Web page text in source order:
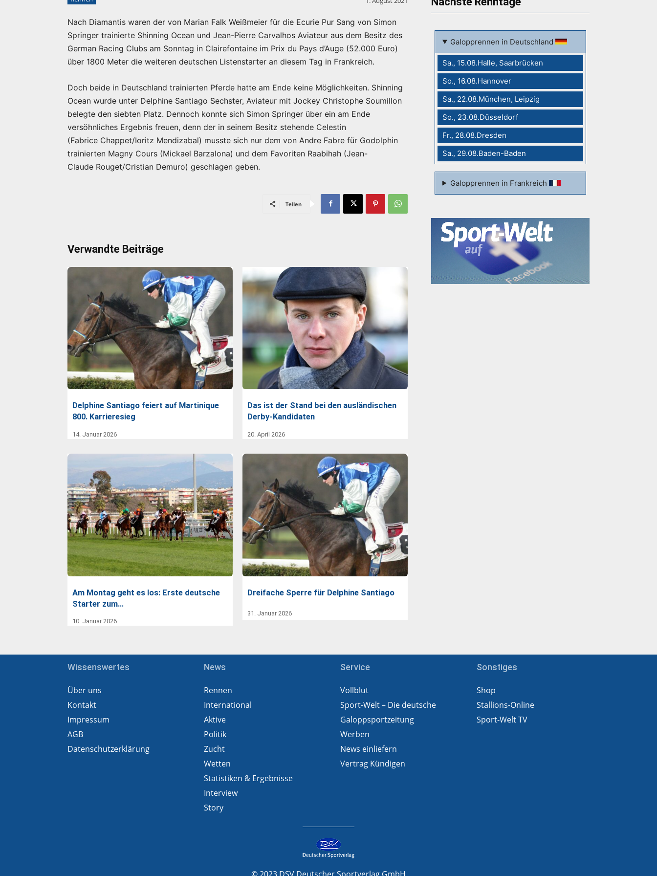
Nach Diamantis waren der von Marian Falk Weißmeier für die Ecurie Pur Sang von Simon
Springer trainierte Shinning Ocean und Jean-Pierre Carvalhos Aviateur aus dem Besitz des
German Racing Clubs am Sonntag in Clairefontaine im Prix du Pays d’Auge (52.000 Euro)
über 1800 Meter die weiteren deutschen Listenstarter an diesem Tag in Frankreich.
Doch beide in Deutschland trainierten Pferde hatte am Ende keine Möglichkeiten. Shinning
Ocean wurde unter Delphine Santiago Sechster, Aviateur mit Jockey Christophe Soumillon
belegte den siebten Platz. Dennoch konnte sich Simon Springer über ein am Ende
versöhnliches Ergebnis freuen, denn der in seinem Besitz stehende Celestin
(Fabrice Chappet/Ioritz Mendizabal) musste sich nur dem von Andre Fabre für Godolphin
trainierten Magny Cours (Mickael Barzalona) und dem Favoriten Raabihah (Jean-
Claude Rouget/Cristian Demuro) geschlagen geben.
Teilen
Verwandte Beiträge
Delphine Santiago feiert auf Martinique
800. Karrieresieg
14. Januar 2026
Das ist der Stand bei den ausländischen
Derby-Kandidaten
20. April 2026
Am Montag geht es los: Erste deutsche
Starter zum…
10. Januar 2026
Dreifache Sperre für Delphine Santiago
31. Januar 2026
Galopprennen in Deutschland
Sa., 15.08.Halle, Saarbrücken
So., 16.08.Hannover
Sa., 22.08.München, Leipzig
So., 23.08.Düsseldorf
Fr., 28.08.Dresden
Sa., 29.08.Baden-Baden
Galopprennen in Frankreich
Wissenswertes
Über uns
Kontakt
Impressum
AGB
Datenschutzerklärung
News
Rennen
International
Aktive
Politik
Zucht
Wetten
Statistiken & Ergebnisse
Interview
Story
Service
Vollblut
Sport-Welt – Die deutsche
Galoppsportzeitung
Werben
News einliefern
Vertrag Kündigen
Sonstiges
Shop
Stallions-Online
Sport-Welt TV